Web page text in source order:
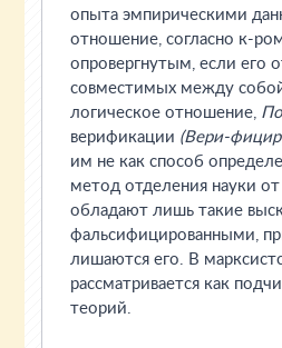
опыта эмпирическими
отношение, согласно к-
опровергнутым, если его
совместимых между
логическое отношение,
верификации (Вери-
им не как способ
метод отделения науки
обладают лишь такие
фальсифицированными,
лишаются его. В
рассматривается как
теорий.